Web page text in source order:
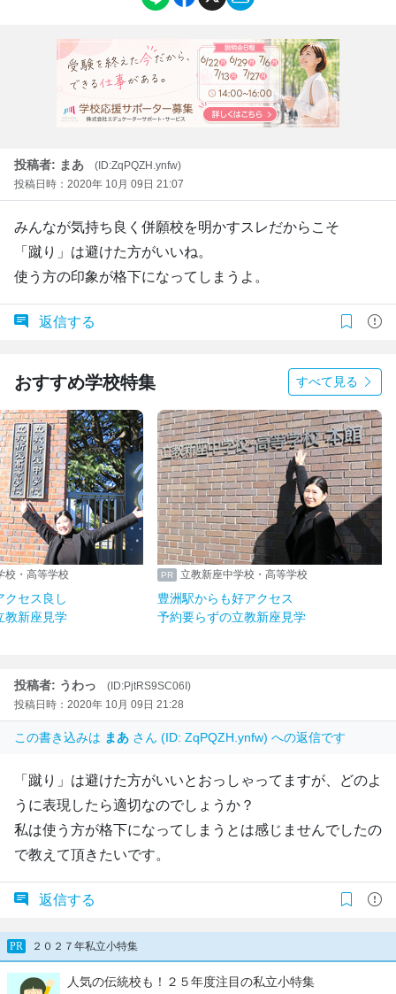
投稿者: まあ
(ID:ZqPQZH.ynfw)
投稿日時：2020年 10月 09日 21:07
みんなが気持ち良く併願校を明かすスレだからこそ
「蹴り」は避けた方がいいね。
使う方の印象が格下になってしまうよ。
返信する
おすすめ学校特集 すべて見る
校・高等学校
クセス良し
教新座見学
立教新座中学校・高等学校
豊洲駅からも好アクセス
予約要らずの立教新座見学
投稿者: うわっ
(ID:PjtRS9SC06I)
投稿日時：2020年 10月 09日 21:28
この書き込みは まあ さん (ID: ZqPQZH.ynfw) への返信です
「蹴り」は避けた方がいいとおっしゃってますが、どのよ
うに表現したら適切なのでしょうか？
私は使う方が格下になってしまうとは感じませんでしたの
で教えて頂きたいです。
返信する